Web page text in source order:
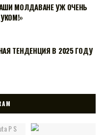
МОЛДАВАНЕ УЖ ОЧЕНЬ
ТЕНДЕНЦИЯ В 2025 ГОДУ